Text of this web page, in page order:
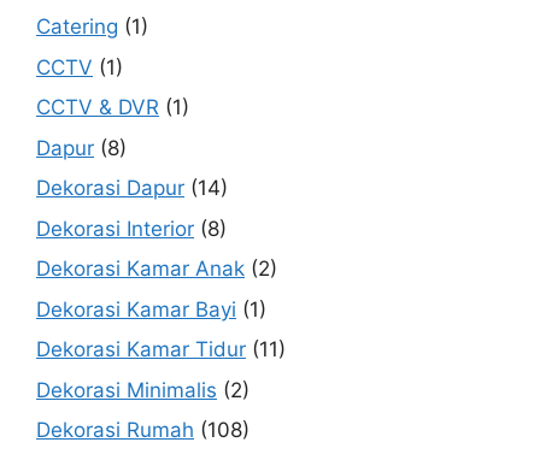
Catering (1)
CCTV (1)
CCTV & DVR (1)
Dapur (8)
Dekorasi Dapur (14)
Dekorasi Interior (8)
Dekorasi Kamar Anak (2)
Dekorasi Kamar Bayi (1)
Dekorasi Kamar Tidur (11)
Dekorasi Minimalis (2)
Dekorasi Rumah (108)